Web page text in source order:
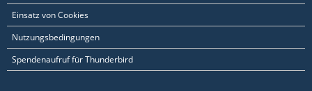
Einsatz von Cookies
Nutzungsbedingungen
Spendenaufruf für Thunderbird